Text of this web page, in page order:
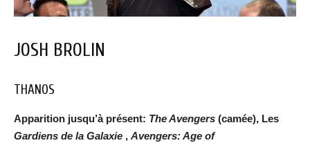
JOSH BROLIN
THANOS
Apparition jusqu’à présent: The Avengers (camée), Les
Gardiens de la Galaxie , Avengers: Age of